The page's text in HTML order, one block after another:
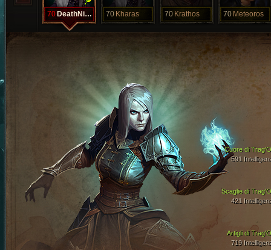
70 DeathNight 70 Kharas 70 Krathos 70 Meteoros
Scaglie di
421
Artigli di
719
Cuore di
591